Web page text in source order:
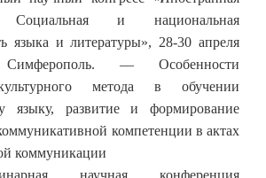
Социальная и национальная
языка и литературы», 28-30 апреля
— Особенности
метода в обучении
языку, развитие и формирование
компетенции в актах
коммуникации
научная конференция